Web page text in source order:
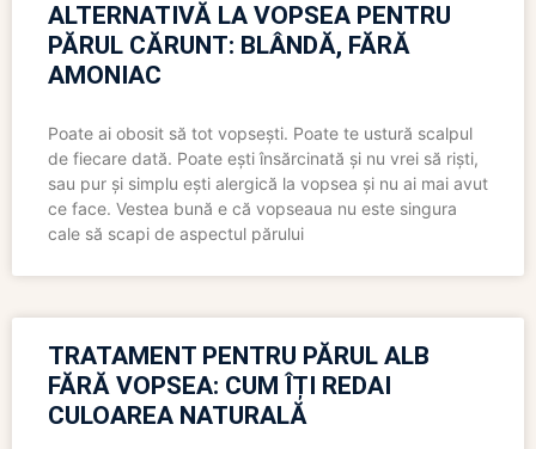
ALTERNATIVĂ LA VOPSEA PENTRU
PĂRUL CĂRUNT: BLÂNDĂ, FĂRĂ
AMONIAC
Poate ai obosit să tot vopsești. Poate te ustură scalpul
de fiecare dată. Poate ești însărcinată și nu vrei să riști,
sau pur și simplu ești alergică la vopsea și nu ai mai avut
ce face. Vestea bună e că vopseaua nu este singura
cale să scapi de aspectul părului
TRATAMENT PENTRU PĂRUL ALB
FĂRĂ VOPSEA: CUM ÎȚI REDAI
CULOAREA NATURALĂ